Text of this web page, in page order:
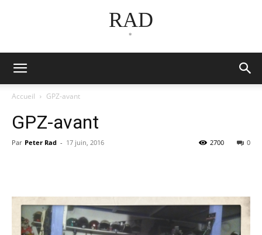
RAD
*
Accueil GPZ-avant
GPZ-avant
Par Peter Rad - 17 juin, 2016 0
2700